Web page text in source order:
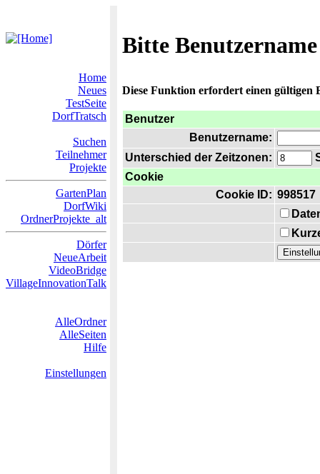
Bitte
Home
Neues
TestSeite
DorfTratsch
Suchen
Teilnehmer
Projekte
GartenPlan
DorfWiki
OrdnerProjekte_alt
Dörfer
NeueArbeit
VideoBridge
VillageInnovationTalk
AlleOrdner
AlleSeiten
Hilfe
Einstellungen
Diese Funktion erfordert einen gültigen
Benutzer
Benutzername:
Unterschied der Zeitzonen:
Cookie
Cookie ID: 998517